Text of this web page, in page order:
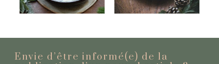
Envie d’être informé(e) de la